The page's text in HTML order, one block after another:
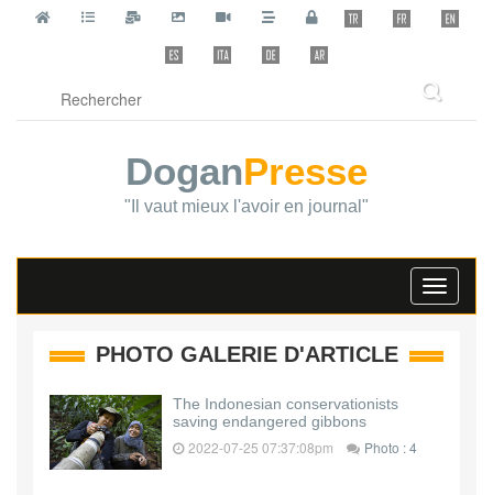
DoganPresse
"Il vaut mieux l'avoir en journal"
Toggle
PHOTO GALERIE D'ARTICLE
The Indonesian conservationists
saving endangered gibbons
2022-07-25 07:37:08pm Photo : 4